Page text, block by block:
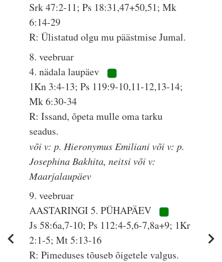
Srk 47:2-11; Ps 18:31,47+50,51; Mk
6:14-29
R: Ülistatud olgu mu päästmise Jumal.
8. veebruar
4. nädala laupäev
1Kn 3:4-13; Ps 119:9-10,11-12,13-14;
Mk 6:30-34
R: Issand, õpeta mulle oma tarku
seadus.
või v: p. Hieronymus Emiliani või v: p.
Josephina Bakhita, neitsi või v:
Maarjalaupäev
9. veebruar
AASTARINGI 5. PÜHAPÄEV
Js 58:6a,7-10; Ps 112:4-5,6-7,8a+9; 1Kr
2:1-5; Mt 5:13-16
R: Pimeduses tõuseb õigetele valgus.